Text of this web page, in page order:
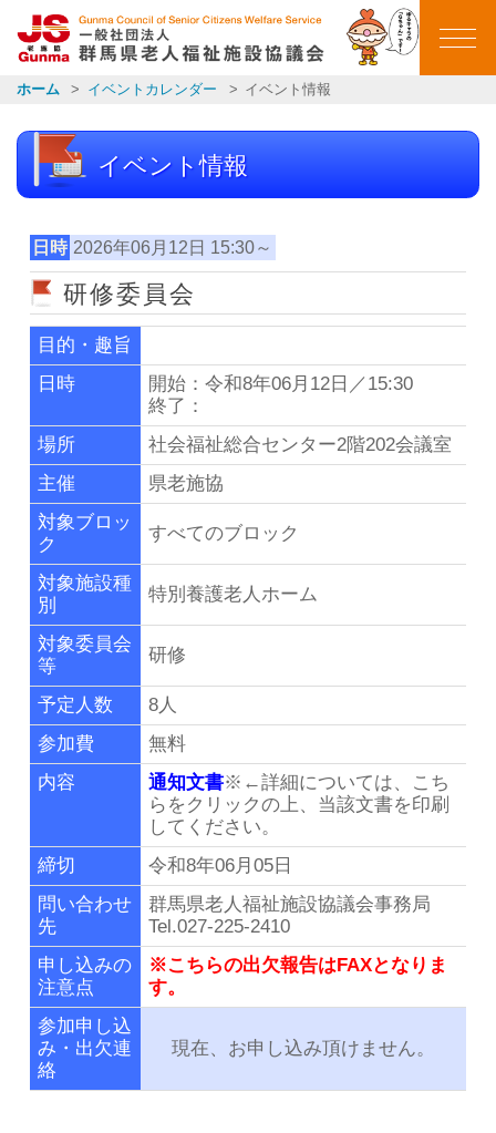
群馬県老人福祉施設
ホーム イベントカレンダー イベント情報
イベント情報
日時 2026年06月12日 15:30～
研修委員会
目的・趣旨
日時
開始：令和8年06月12日／15:30
終了：
場所
社会福祉総合センター2階202会議室
主催
県老施協
対象ブロッ
ク
すべてのブロック
対象施設種
別
特別養護老人ホーム
対象委員会
等
研修
予定人数
8人
参加費
無料
内容
通知文書※←詳細については、こち
らをクリックの上、当該文書を印刷
してください。
締切
令和8年06月05日
問い合わせ
先
群馬県老人福祉施設協議会事務局
Tel.027-225-2410
申し込みの
注意点
※こちらの出欠報告はFAXとなりま
す。
参加申し込
み・出欠連
絡
現在、お申し込み頂けません。
ごあいさつ
会員施設一覧
イベントカレンダー
イベント報告
お知らせ一覧
リンク集
群馬県老施協について
施設のご利用案内
事務局連絡先・所在地
お問い合わせ
会員専用ページ